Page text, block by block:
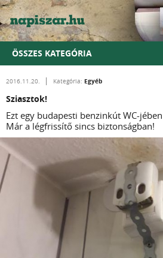
ÖSSZES KATEGÓRIA
2016.11.20. Kategória: Egyéb
Sziasztok!
Ezt egy budapesti benzinkút WC-
Már a légfrissítő sincs biztonságban!